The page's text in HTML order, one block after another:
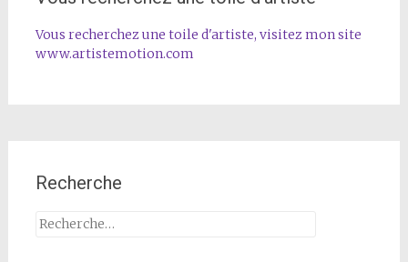
Vous recherchez une toile d'artiste, visitez mon site
www.artistemotion.com
Recherche
Rechercher :